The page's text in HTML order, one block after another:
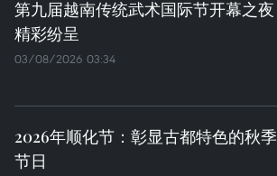
第九届越南传统武术国际节开幕之夜
精彩纷呈
03/08/2026 03:34
2026年顺化节：彰显古都特色的秋季
节日